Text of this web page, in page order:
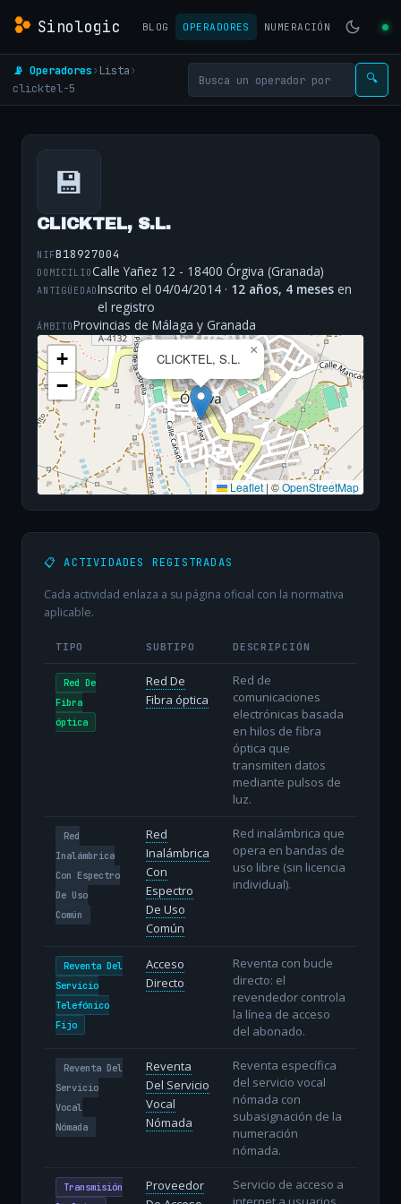
Sinologic BLOG OPERADORES NUMERACIÓN
📡 Operadores› Lista›
clicktel-5
🔍
💾
CLICKTEL, S.L.
NIFB18927004
DOMICILIOCalle Yañez 12 - 18400 Órgiva (Granada)
ANTIGÜEDADInscrito el 04/04/2014 · 12 años, 4 meses en
el registro
ÁMBITOProvincias de Málaga y Granada
CLICKTEL, S.L.
×
+
−
Leaflet | ©OpenStreetMap
📋 ACTIVIDADES REGISTRADAS
Cada actividad enlaza a su página oficial con la normativa
aplicable.
TIPO SUBTIPO DESCRIPCIÓN
Red De
Fibra
óptica
Red De
Fibra óptica
Red de
comunicaciones
electrónicas basada
en hilos de fibra
óptica que
transmiten datos
mediante pulsos de
luz.
Red
Inalámbrica
Con Espectro
De Uso
Común
Red
Inalámbrica
Con
Espectro
De Uso
Común
Red inalámbrica que
opera en bandas de
uso libre (sin licencia
individual).
Reventa Del
Servicio
Telefónico
Fijo
Acceso
Directo
Reventa con bucle
directo: el
revendedor controla
la línea de acceso
del abonado.
Reventa Del
Servicio
Vocal
Nómada
Reventa
Del Servicio
Vocal
Nómada
Reventa específica
del servicio vocal
nómada con
subasignación de la
numeración
nómada.
Transmisión
Proveedor
Servicio de acceso a